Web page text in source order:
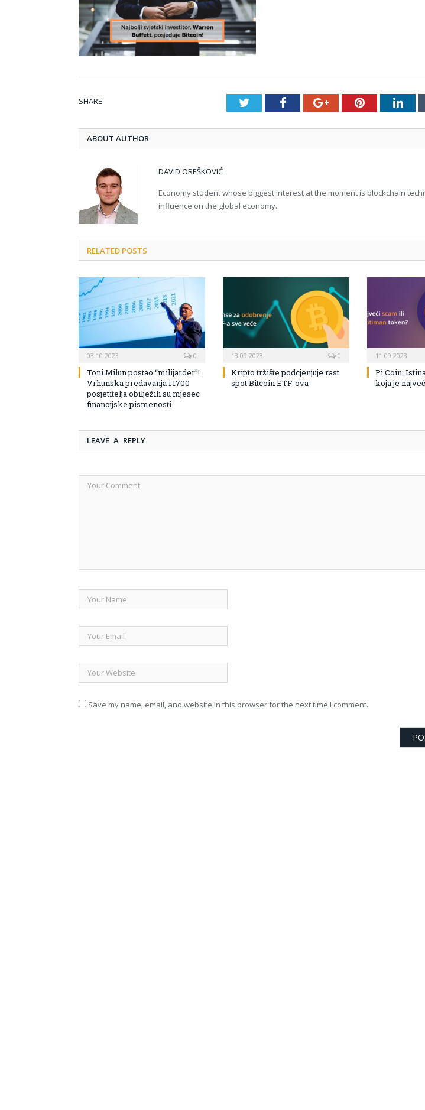
SHARE. TwitterFacebookGoogle+Pinterest
ABOUT AUTHOR
DAVID OREŠKOVIĆ
Economy student whose biggest interest at the moment is blockchain
influence on the global economy.
RELATED POSTS
03.10.2023 0
Toni Milun postao “milijarder”!
Vrhunska predavanja i 1700
posjetitelja obilježili su mjesec
financijske pismenosti
13.09.2023 0
Kripto tržište podcjenjuje rast
spot Bitcoin ETF-ova
11.09.2023
Pi Coin:
koja je
LEAVE A REPLY
Save my name, email, and website in this browser for the next time I comment.